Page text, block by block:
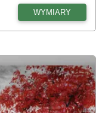
3D WYMIARY